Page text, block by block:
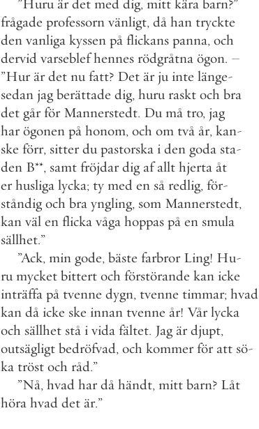
”Huru är det med dig, mitt kära barn?”
frågade professorn vänligt, då han tryckte
den vanliga kyssen på flickans panna, och
dervid varseblef hennes rödgråtna ögon. –
”Hur är det nu fatt? Det är ju inte länge-
sedan jag berättade dig, huru raskt och bra
det går för Mannerstedt. Du må tro, jag
har ögonen på honom, och om två år, kan-
ske förr, sitter du pastorska i den goda sta-
den B**, samt fröjdar dig af allt hjerta åt
er husliga lycka; ty med en så redlig, för-
ståndig och bra yngling, som Mannerstedt,
kan väl en flicka våga hoppas på en smula
sällhet.”
”Ack, min gode, bäste farbror Ling! Hu-
ru mycket bittert och förstörande kan icke
inträffa på tvenne dygn, tvenne timmar; hvad
kan då icke ske innan tvenne år! Vår lycka
och sällhet stå i vida fältet. Jag är djupt,
outsägligt bedröfvad, och kommer för att sö-
ka tröst och råd.”
”Nå, hvad har då händt, mitt barn? Låt
höra hvad det är.”